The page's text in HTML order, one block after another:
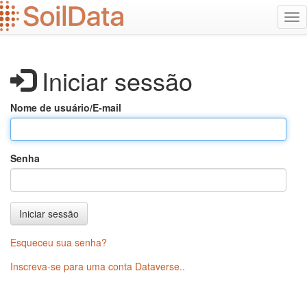
Ir
para
o
Iniciar sessão
Nome de usuário/E-mail
Senha
Iniciar sessão
Esqueceu sua senha?
Inscreva-se para uma conta Dataverse..